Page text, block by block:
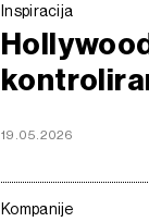
Inspiracija
19.05.2026
Kompanije